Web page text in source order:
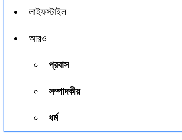
লাইফস্টাইল
আরও
প্রবাস
সম্পাদকীয়
ধর্ম